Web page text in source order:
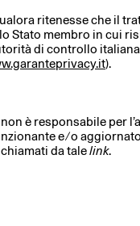
ritenesse che il
Stato membro in cui
di controllo
).
è responsabile per
e ⁄ o
da talelink.